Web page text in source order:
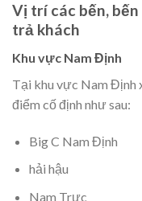
Vị trí các bến,
trả khách
Khu vực Nam Định
Tại khu vực Nam Định
điểm cố định như sau:
Big C Nam Định
hải hậu
Nam Trực